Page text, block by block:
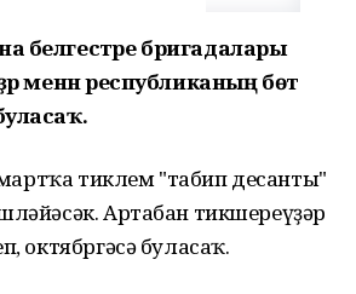
белгестәре бригадалары
менән республиканың бөтә
мартҡа тиклем "табип десанты"
Артабан тикшереүҙәр
октябргәсә буласаҡ.